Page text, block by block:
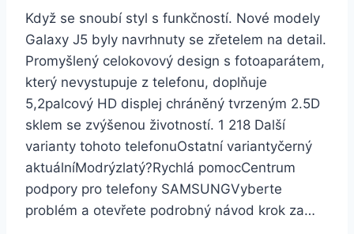
Když se snoubí styl s funkčností. Nové modely
Galaxy J5 byly navrhnuty se zřetelem na detail.
Promyšlený celokovový design s fotoaparátem,
který nevystupuje z telefonu, doplňuje
5,2palcový HD displej chráněný tvrzeným 2.5D
sklem se zvýšenou životností. 1 218 Další
varianty tohoto telefonuOstatní variantyčerný
aktuálníModrýzlatý?Rychlá pomocCentrum
podpory pro telefony SAMSUNGVyberte
problém a otevřete podrobný návod krok za…